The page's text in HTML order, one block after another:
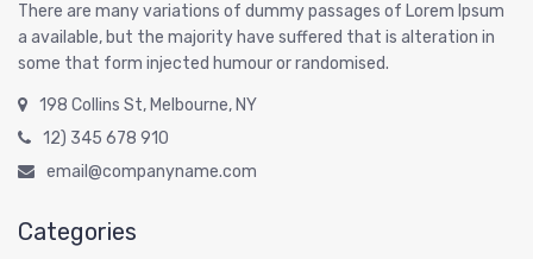
There are many variations of dummy passages of Lorem Ipsum
a available, but the majority have suffered that is alteration in
some that form injected humour or randomised.
198 Collins St, Melbourne, NY
12) 345 678 910
email@companyname.com
Categories